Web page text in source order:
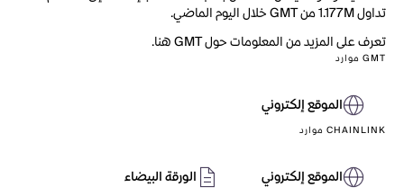
تداول 1.177M من GMT خلال اليوم الماضي.
تعرف على المزيد من المعلومات حول GMT هنا.
GMT موارد
الموقع إلكتروني
CHAINLINK موارد
الموقع إلكتروني
الورقة البيضاء